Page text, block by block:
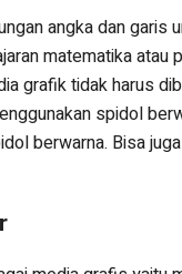
angka dan garis
matematika atau
grafik tidak harus
spidol
berwarna. Bisa